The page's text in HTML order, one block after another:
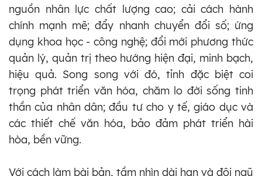
nguồn nhân lực chất lượng cao; cải cách hành
chính mạnh mẽ; đẩy nhanh chuyển đổi số; ứng
dụng khoa học - công nghệ; đổi mới phương thức
quản lý, quản trị theo hướng hiện đại, minh bạch,
hiệu quả. Song song với đó, tỉnh đặc biệt coi
trọng phát triển văn hóa, chăm lo đời sống tinh
thần của nhân dân; đầu tư cho y tế, giáo dục và
các thiết chế văn hóa, bảo đảm phát triển hài
hòa, bền vững.
Với cách làm bài bản, tầm nhìn dài hạn và đội ngũ